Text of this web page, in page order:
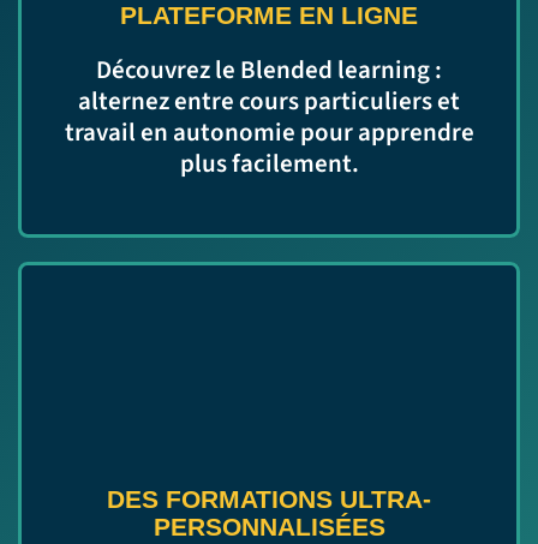
PLATEFORME EN LIGNE
Découvrez le Blended learning :
alternez entre cours particuliers et
travail en autonomie pour apprendre
plus facilement.
DES FORMATIONS ULTRA-
PERSONNALISÉES